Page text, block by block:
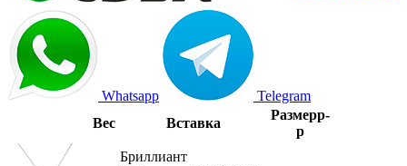
Whatsapp
Telegram
Вес
Вставка
Размерр-
р
Бриллиант